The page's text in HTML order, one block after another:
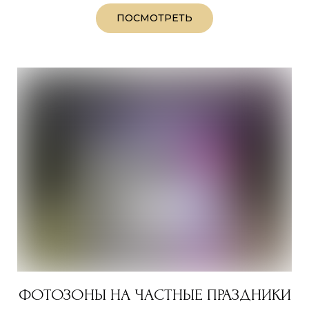
ПОСМОТРЕТЬ
ФОТОЗОНЫ НА ЧАСТНЫЕ ПРАЗДНИКИ